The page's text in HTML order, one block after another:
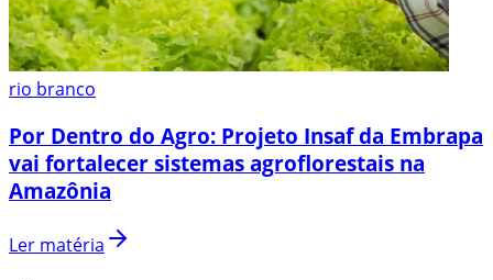
rio branco
Por Dentro do Agro: Projeto Insaf da Embrapa
vai fortalecer sistemas agroflorestais na
Amazônia
Ler matéria